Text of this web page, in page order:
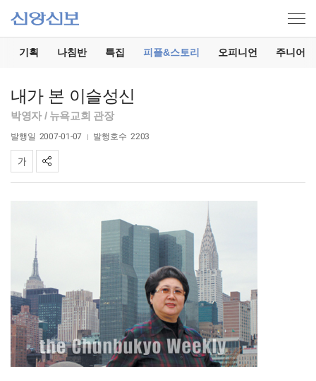
기획 나침반 특집 피플&스토리 오피니언 주니어
내가 본 이슬성신
박영자 / 뉴욕교회 관장
발행일 2007-01-07 발행호수 2203